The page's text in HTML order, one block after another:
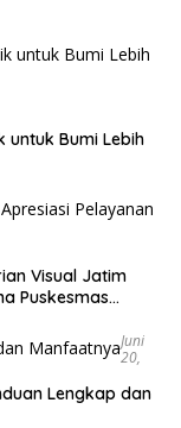
untuk Bumi Lebih
Visual Jatim
Puskesmas
Juni
20,
Lengkap dan